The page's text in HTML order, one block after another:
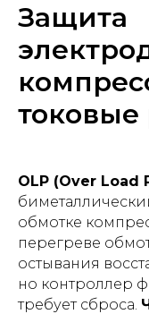
Защита
токовые
OLP (Over Load
обмотке
перегреве
остывания
но контроллер
требует сброса.